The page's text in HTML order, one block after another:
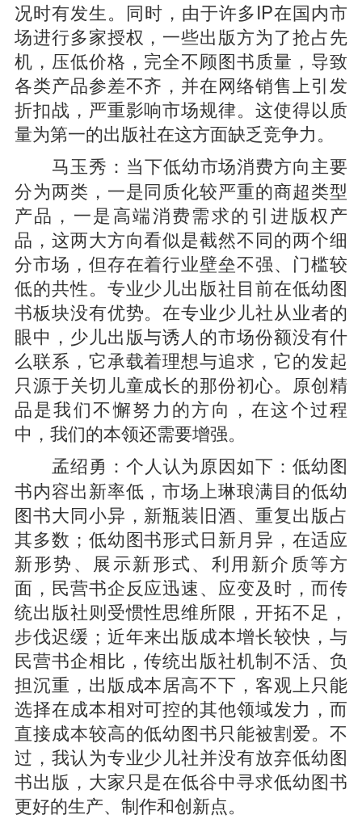
况时有发生。同时，由于许多IP在国内市
场进行多家授权，一些出版方为了抢占先
机，压低价格，完全不顾图书质量，导致
各类产品参差不齐，并在网络销售上引发
折扣战，严重影响市场规律。这使得以质
量为第一的出版社在这方面缺乏竞争力。
马玉秀： 当下低幼市场消费方向主要
分为两类，一是同质化较严重的商超类型
产品，一是高端消费需求的引进版权产
品，这两大方向看似是截然不同的两个细
分市场，但存在着行业壁垒不强、门槛较
低的共性。专业少儿出版社目前在低幼图
书板块没有优势。在专业少儿社从业者的
眼中，少儿出版与诱人的市场份额没有什
么联系，它承载着理想与追求，它的发起
只源于关切儿童成长的那份初心。原创精
品是我们不懈努力的方向，在这个过程
中，我们的本领还需要增强。
孟绍勇： 个人认为原因如下：低幼图
书内容出新率低，市场上琳琅满目的低幼
图书大同小异，新瓶装旧酒、重复出版占
其多数；低幼图书形式日新月异，在适应
新形势、展示新形式、利用新介质等方
面，民营书企反应迅速、应变及时，而传
统出版社则受惯性思维所限，开拓不足，
步伐迟缓；近年来出版成本增长较快，与
民营书企相比，传统出版社机制不活、负
担沉重，出版成本居高不下，客观上只能
选择在成本相对可控的其他领域发力，而
直接成本较高的低幼图书只能被割爱。不
过，我认为专业少儿社并没有放弃低幼图
书出版，大家只是在低谷中寻求低幼图书
更好的生产、制作和创新点。